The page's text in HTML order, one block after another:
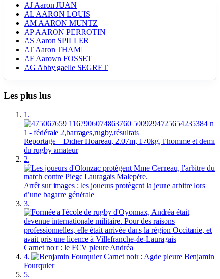
AJ Aaron JUAN
AL AARON LOUIS
AM AARON MUNTZ
AP AARON PERROTIN
AS Aaron SPILLER
AT Aaron THAMI
AF Aarown FOSSET
AG Abby gaelle SEGRET
Les plus lus
1.
Reportage – Didier Hoareau, 2.07m, 170kg, l’homme et demi
du rugby amateur
2.
Arrêt sur images : les joueurs protègent la jeune arbitre lors
d’une bagarre générale
3.
Carnet noir : le FCV pleure Andréa
4.
Carnet noir : Agde pleure Benjamin
Fourquier
5.